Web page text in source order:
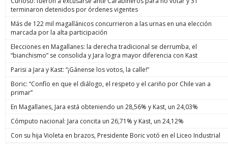
terminaron detenidos por órdenes vigentes
Más de 122 mil magallánicos concurrieron a las urnas en una elección
marcada por la alta participación
Elecciones en Magallanes: la derecha tradicional se derrumba, el
“bianchismo” se consolida y Jara logra mayor diferencia con Kast
Parisi a Jara y Kast: “¡Gánense los votos, la calle!”
Boric: “Confío en que el diálogo, el respeto y el cariño por Chile van a
primar”
En Magallanes, Jara está obteniendo un 28,56% y Kast, un 24,03%
Cómputo nacional: Jara concita un 26,71% y Kast, un 24,12%
Con su hija Violeta en brazos, Presidente Boric votó en el Liceo Industrial